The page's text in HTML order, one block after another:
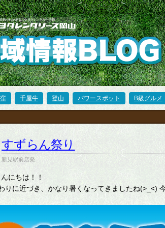
千屋牛 登山 パワースポット B級グルメ
すずらん祭り
新見駅前店発
にちは！！
りに近づき、かなり暑くなってきましたね(>_<)